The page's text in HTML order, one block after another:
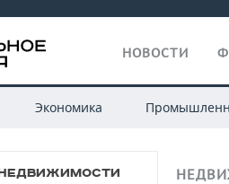
НОВОСТИ
Экономика